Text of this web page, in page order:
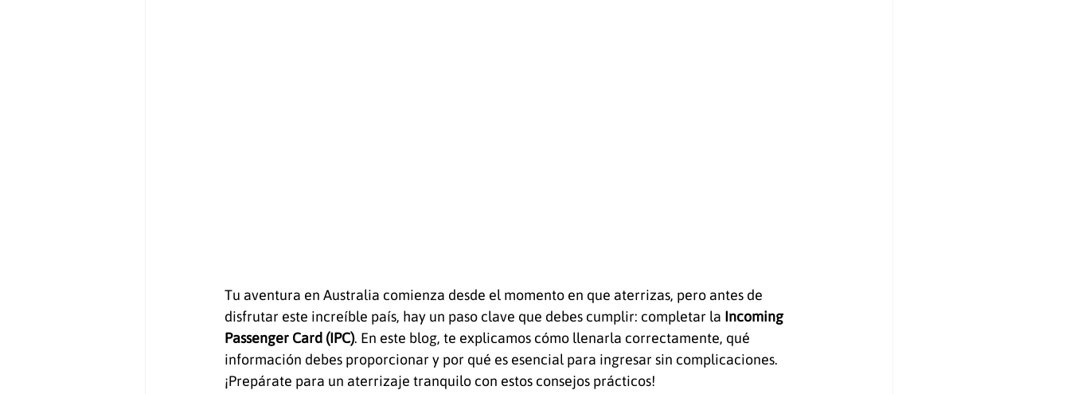
Tu aventura en Australia comienza desde el momento en que aterrizas, pero antes de
disfrutar este increíble país, hay un paso clave que debes cumplir: completar la Incoming
Passenger Card (IPC). En este blog, te explicamos cómo llenarla correctamente, qué
información debes proporcionar y por qué es esencial para ingresar sin complicaciones.
¡Prepárate para un aterrizaje tranquilo con estos consejos prácticos!